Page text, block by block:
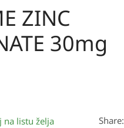
ZINC
30mg
Share:
na listu želja